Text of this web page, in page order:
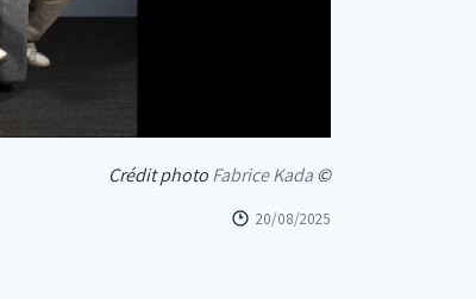
Crédit photoFabrice Kada©
20/08/2025